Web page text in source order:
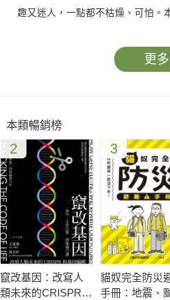
趣又迷人，一點都不枯燥、可怕。
學」、「庶民經濟學」，趣味盎然
安太歲為何不能報稅？愈窮的人
錢真的容易發財？
台灣人很愛拜拜，拜土地公、媽祖
這種街頭巷尾逢廟就拜的行為，產
燒紙錢花掉一百三十億元，媽祖繞
機超過兩百億元。真的是有拜有保
更多
本類暢銷榜
2
竄改基因：改寫人
類未來的CRISPR和
3
貓奴完全防災
手冊：地震、